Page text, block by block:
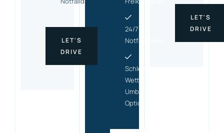
LET'S
DRIVE
24/7
Notfalldienst
Schlecht-
Wetter-
Umbuchungs
Option
LET'S
DRIVE